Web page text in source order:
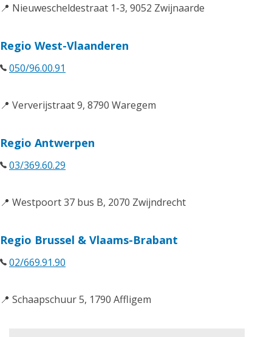
📍 Nieuwescheldestraat 1-3, 9052 Zwijnaarde
Regio West-Vlaanderen
050/96.00.91
📍 Ververijstraat 9, 8790 Waregem
Regio Antwerpen
03/369.60.29
📍 Westpoort 37 bus B, 2070 Zwijndrecht
Regio Brussel & Vlaams-Brabant
02/669.91.90
📍 Schaapschuur 5, 1790 Affligem